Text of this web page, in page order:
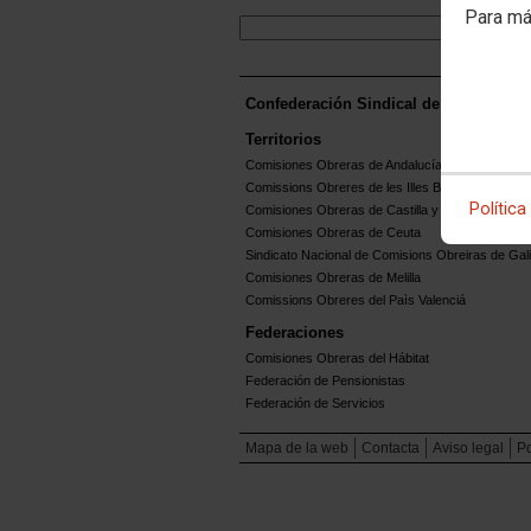
Para
Confederación Sindical de Comisiones
Territorios
Comisiones Obreras de Andalucía
Comissions Obreres de les Illes Balears
Comisiones Obreras de Castilla y León
Comisiones Obreras de Ceuta
Sindicato Nacional de Comisions Obreiras de
Comisiones Obreras de Melilla
Comissions Obreres del Paìs Valenciá
Federaciones
Comisiones Obreras del Hábitat
Federación de Pensionistas
Federación de Servicios
Mapa de la web Contacta Aviso legal